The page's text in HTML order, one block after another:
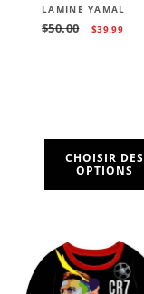
Fournisseur :
LAMINE YAMAL
Prix
$50.00
Prix
$39.99
CHOISIR DES
OPTIONS